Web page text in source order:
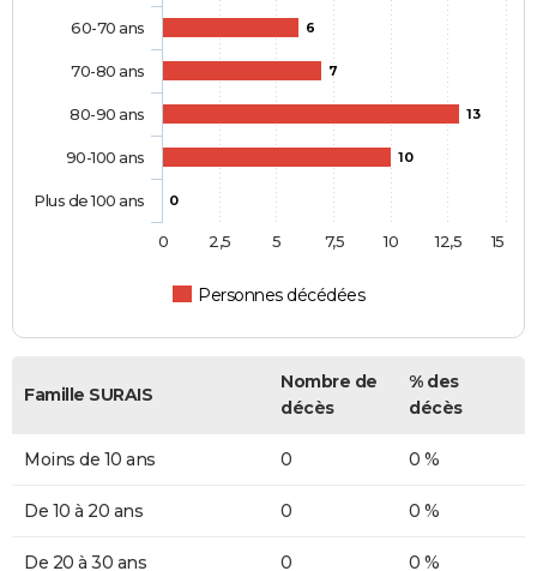
6
7
13
10
0
Personnes décédées
60-70 ans
70-80 ans
80-90 ans
90-100 ans
Plus de 100 ans
0 2,5 5 7,5 10 12,5 15
Famille SURAIS
Nombre de
décès
% des
décès
Moins de 10 ans 0 0 %
De 10 à 20 ans 0 0 %
De 20 à 30 ans 0 0 %